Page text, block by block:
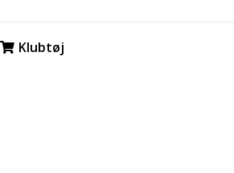
Klubtøj